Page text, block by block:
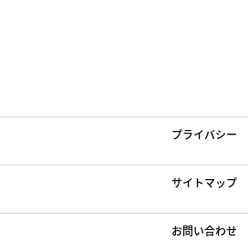
プライバシー
サイトマップ
お問い合わせ